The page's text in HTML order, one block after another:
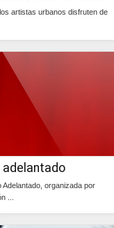
artistas urbanos disfruten de
adelantado
organizada por
...